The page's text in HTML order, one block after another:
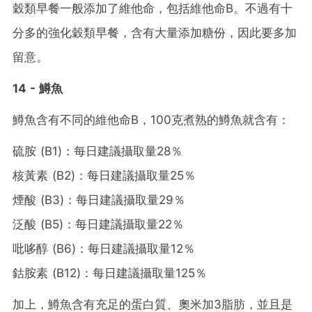
穀類早餐一般添加了維他命，包括維他命B。不過有十
分多的強化穀類早餐，含有大量添加糖份，因此要多加
留意。
14 - 鱒魚
鱒魚含有不同的維他命B，100克煮熟的鱒魚就含有：
硫胺 (B1)：每日建議攝取量28％
核黃素 (B2)：每日建議攝取量25％
煙酸 (B3)：每日建議攝取量29％
泛酸 (B5)：每日建議攝取量22％
吡哆醇 (B6)：每日建議攝取量12％
鈷胺素 (B12)：每日建議攝取量125％
加上，鱒魚含有充足的蛋白質、奧米加3脂肪，並且是